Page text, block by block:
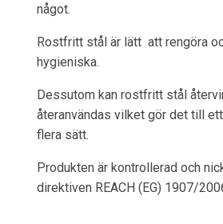
något.
Rostfritt stål är lätt att rengöra
hygieniska.
Dessutom kan rostfritt stål
återanvändas vilket gör det till
flera sätt.
Produkten är kontrollerad och
direktiven REACH (EG) 1907/